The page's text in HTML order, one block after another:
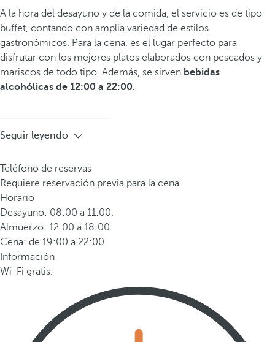
A la hora del desayuno y de la comida, el servicio es de tipo
buffet, contando con amplia variedad de estilos
gastronómicos. Para la cena, es el lugar perfecto para
disfrutar con los mejores platos elaborados con pescados y
mariscos de todo tipo. Además, se sirven bebidas
alcohólicas de 12:00 a 22:00.
Seguir leyendo
Teléfono de reservas
Requiere reservación previa para la cena.
Horario
Desayuno: 08:00 a 11:00.
Almuerzo: 12:00 a 18:00.
Cena: de 19:00 a 22:00.
Información
Wi-Fi gratis.